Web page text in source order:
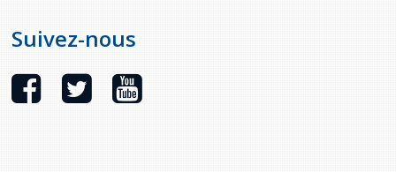
Suivez-nous